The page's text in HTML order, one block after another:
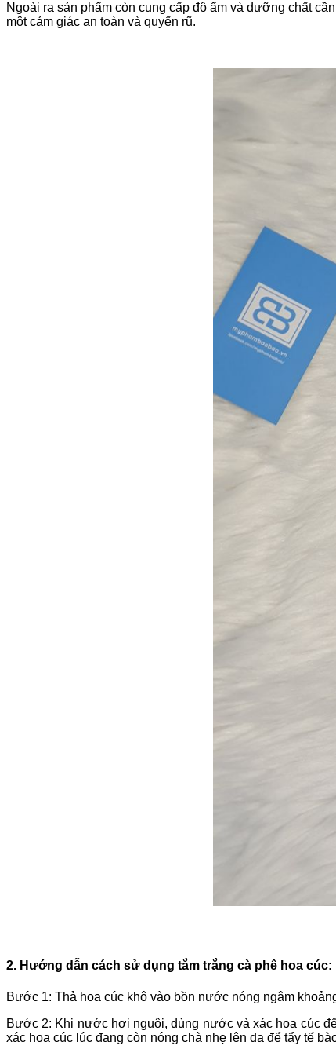
Ngoài ra sản phẩm còn cung cấp độ ẩm và dưỡng chất
một cảm giác an toàn và quyến rũ.
2. Hướng dẫn cách sử dụng tắm trắng cà phê hoa cúc:
Bước 1: Thả hoa cúc khô vào bồn nước nóng ngâm
Bước 2: Khi nước hơi nguội, dùng nước và xác hoa cúc
xác hoa cúc lúc đang còn nóng chà nhẹ lên da để tẩy tế